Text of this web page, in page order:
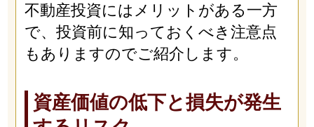
不動産投資にはメリットがある一方
で、投資前に知っておくべき注意点
もありますのでご紹介します。
資産価値の低下と損失が発生